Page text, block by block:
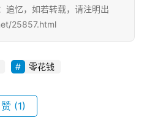
追忆，如若转载，请注明出
25857.html
零花钱
(1)